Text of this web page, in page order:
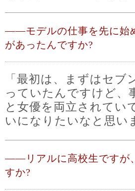
――モデルの仕事を先に始
があったんですか?
「最初は、まずはセ
っていたんですけど、
と女優を両立されてい
いになりたいなと思い
――リアルに高校生です
すか?